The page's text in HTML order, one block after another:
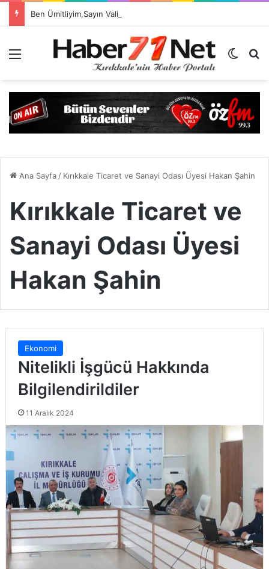
Dış
Ana Sayfa/ Kırıkkale Ticaret ve Sanayi Odası Üyesi Hakan Şahin
Kırıkkale Ticaret ve
Sanayi Odası Üyesi
Hakan Şahin
Ekonomi
Nitelikli İşgücü Hakkında
Bilgilendirildiler
11 Aralık 2024